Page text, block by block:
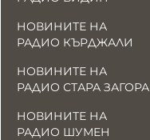
НОВИНИТЕ НА
РАДИО КЪРДЖАЛИ
НОВИНИТЕ НА
РАДИО СТАРА ЗАГОРА
НОВИНИТЕ НА
РАДИО ШУМЕН